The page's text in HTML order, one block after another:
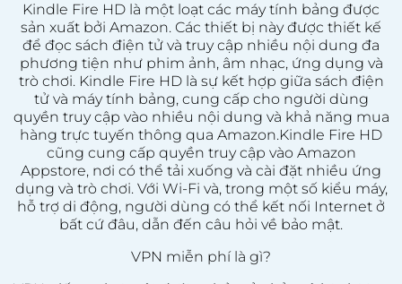
Kindle Fire HD là một loạt các máy tính bảng được
sản xuất bởi Amazon. Các thiết bị này được thiết kế
để đọc sách điện tử và truy cập nhiều nội dung đa
phương tiện như phim ảnh, âm nhạc, ứng dụng và
trò chơi. Kindle Fire HD là sự kết hợp giữa sách điện
tử và máy tính bảng, cung cấp cho người dùng
quyền truy cập vào nhiều nội dung và khả năng mua
hàng trực tuyến thông qua Amazon.Kindle Fire HD
cũng cung cấp quyền truy cập vào Amazon
Appstore, nơi có thể tải xuống và cài đặt nhiều ứng
dụng và trò chơi. Với Wi-Fi và, trong một số kiểu máy,
hỗ trợ di động, người dùng có thể kết nối Internet ở
bất cứ đâu, dẫn đến câu hỏi về bảo mật.
VPN miễn phí là gì?